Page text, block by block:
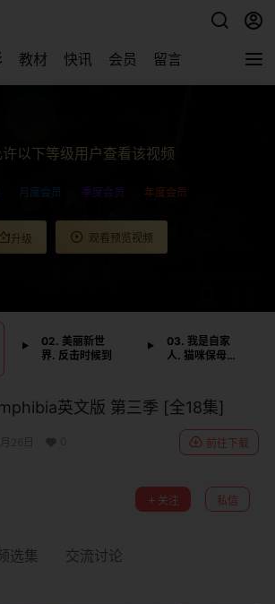
教材 快讯 会员 留言
许以下等级用户查看该视频
月度会员 季度会员 年度会员
升级 观看预览视频
02. 美丽新世
界. 反击时候到
03. 我是自家
人. 猫咪保母历
英文版 第三季 [全18集]
月26日 前往下载
关注 私信
选集 交流讨论